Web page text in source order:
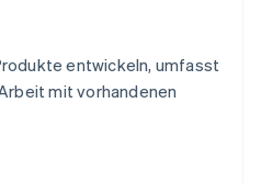
entwickeln, umfasst
mit vorhandenen